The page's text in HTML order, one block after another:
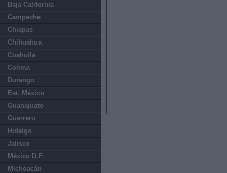
Baja California
Campeche
Chiapas
Chihuahua
Coahuila
Colima
Durango
Est. México
Guanajuato
Guerrero
Hidalgo
Jalisco
México D.F.
Michoacán